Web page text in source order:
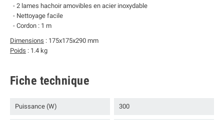
- 2 lames hachoir amovibles en acier inoxydable
- Nettoyage facile
- Cordon : 1 m
Dimensions : 175x175x290 mm
Poids : 1.4 kg
Fiche technique
Puissance (W) 300